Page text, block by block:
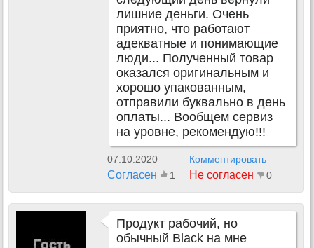
лишние деньги. Очень
приятно, что работают
адекватные и понимающие
люди... Полученный товар
оказался оригинальным и
хорошо упакованным,
отправили буквально в день
оплаты... Вообщем сервиз
на уровне, рекомендую!!!
07.10.2020 Комментировать
Согласен 1 Не согласен 0
Продукт рабочий, но
обычный Black на мне